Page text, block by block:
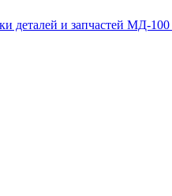
деталей и запчастей МД-100